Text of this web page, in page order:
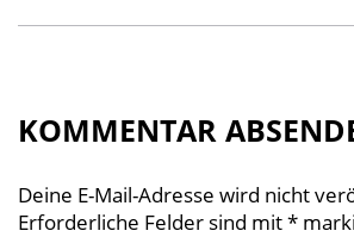
KOMMENTAR
Deine E-Mail-Adresse wird nicht
Erforderliche Felder sind mit*